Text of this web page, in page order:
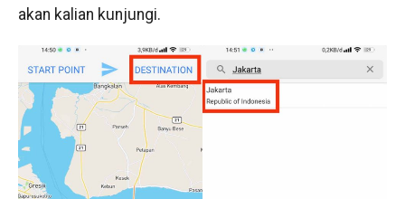
akan kalian kunjungi.